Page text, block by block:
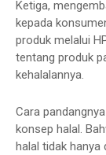
Ketiga,
kepada
produk melalui
tentang produk
kehalalannya.
Cara
konsep halal.
halal tidak